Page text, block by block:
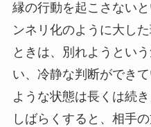
縁の行動を起こさない
ンネリ化のように大し
ときは、別れようとい
い、冷静な判断ができ
ような状態は長くは続き
しばらくすると、相手